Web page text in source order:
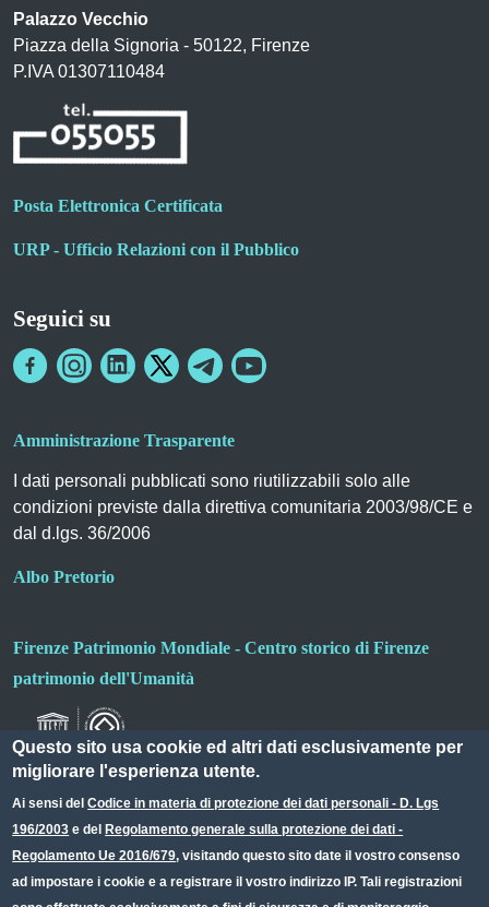
Palazzo Vecchio
Piazza della Signoria - 50122, Firenze
P.IVA 01307110484
Posta Elettronica Certificata
URP - Ufficio Relazioni con il Pubblico
Seguici su
Amministrazione Trasparente
I dati personali pubblicati sono riutilizzabili solo alle
condizioni previste dalla direttiva comunitaria 2003/98/CE e
dal d.lgs. 36/2006
Albo Pretorio
Firenze Patrimonio Mondiale - Centro storico di Firenze
patrimonio dell'Umanità
Small prints
Useful links section
Redazione web
Questo sito usa cookie ed altri dati esclusivamente per
migliorare l'esperienza utente.
Ai sensi delCodice in materia di protezione dei dati personali - D. Lgs
196/2003 e del Regolamento generale sulla protezione dei dati -
Regolamento Ue 2016/679, visitando questo sito date il vostro consenso
ad impostare i cookie e a registrare il vostro indirizzo IP. Tali registrazioni